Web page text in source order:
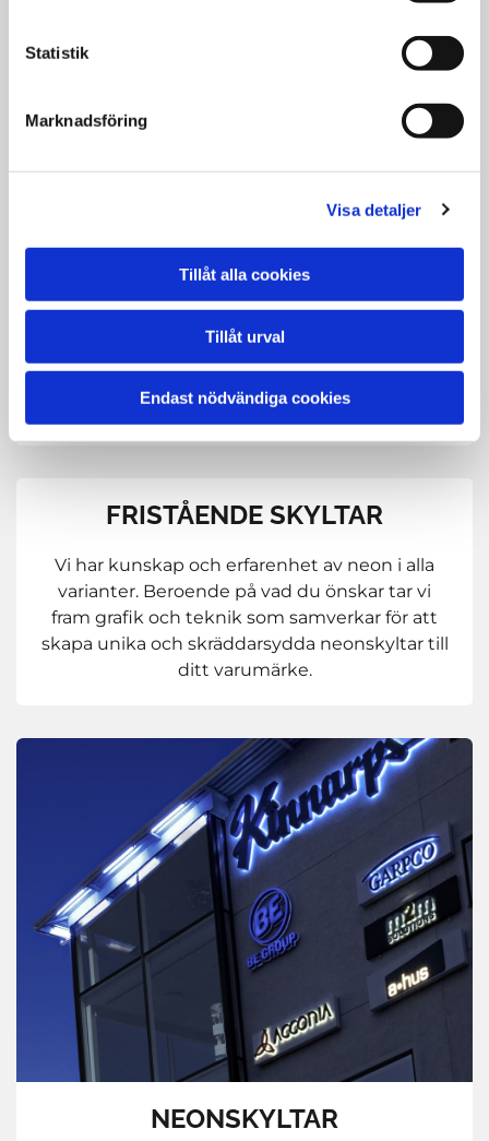
Statistik
Marknadsföring
Visa detaljer
Tillåt alla cookies
Tillåt urval
Endast nödvändiga cookies
Butiker, restauranger, skolor och andra
offentliga byggnader har ett ständigt behov av
att förnya och aktualisera sina erjudanden och
budskap. Takmobiler, väggskyltar,
fantasin sätter gränser.
FRISTÅENDE SKYLTAR
Vi har kunskap och erfarenhet av neon i alla
varianter. Beroende på vad du önskar tar vi
fram grafik och teknik som samverkar för att
skapa unika och skräddarsydda neonskyltar till
ditt varumärke.
NEONSKYLTAR